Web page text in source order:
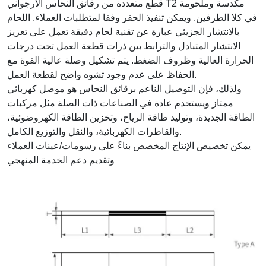
قطع متعددة من رقائق النحاس الأرجواني T2 مكدسة وملحومة
في كلا الطرفين. ويمكن تنفيذ الحفر وفقا لمتطلبات العملاء. اللحام
بالانتشار الجزيئي عبارة عن تقنية لحام دقيقة تعمل على تعزيز
الانتشار المتبادل والترابط بين ذرات قطعة العمل تحت درجات
الحرارة العالية وظروف الضغط. يتم تشكيل وصلة عالية القوة مع
الحفاظ على عدم وجود تشوه واضح لقطعة العمل.
ولذلك، فإن التوصيل الناعم برقائق النحاس هو موصل كهربائي
ممتاز ويستخدم عادة في الصناعات ذات الصلة مثل مركبات
الطاقة الجديدة، وتوليد طاقة الرياح، وتخزين الطاقة الكهروضوئية،
والقاطرات الكهربائية، والنقل والتوزيع الكامل.
يمكن تخصيص الإنتاج المخصص بناءً على رسومات/عينات العملاء
وتقديم دعم الخدمة المنهجي